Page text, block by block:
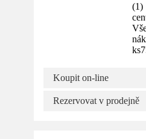
(1)
ks
Koupit on-line
Rezervovat v prodejně